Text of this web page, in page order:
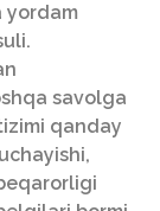
yordam
savolga
qanday